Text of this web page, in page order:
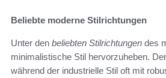
Beliebte moderne Stilrichtungen
Unter den beliebten Stilrichtungen des
minimalistische Stil hervorzuheben.
während der industrielle Stil oft mit